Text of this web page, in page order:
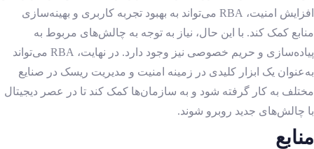
افزایش امنیت، RBA می‌تواند به بهبود تجربه کاربری و بهینه‌سازی
منابع کمک کند. با این حال، نیاز به توجه به چالش‌های مربوط به
پیاده‌سازی و حریم خصوصی نیز وجود دارد. در نهایت، RBA
می‌تواند
به‌عنوان یک ابزار کلیدی در زمینه امنیت و مدیریت ریسک در صنایع
مختلف به کار گرفته شود و به سازمان‌ها کمک کند تا در عصر دیجیتال
با چالش‌های جدید روبرو شوند.
منابع